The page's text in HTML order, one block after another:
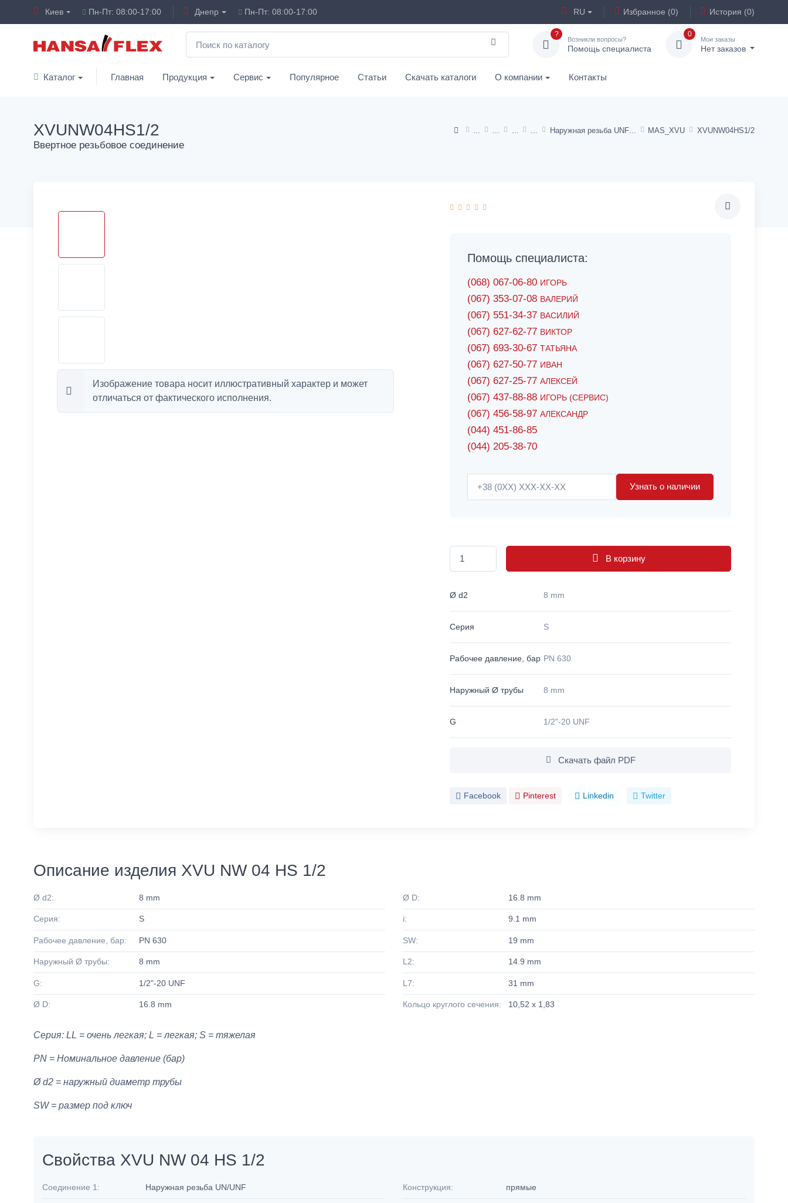
Киев Пн-Пт: 08:00-17:00 Днепр Пн-Пт: 08:00-17:00 RU Избранное (0) История (0)
?
Возникли вопросы?
Помощь специалиста
0
Мои заказы
Нет заказов
Каталог Главная Продукция Сервис Популярное Статьи Скачать каталоги О компании Контакты
Наружная резьба UNF MAS_XVU XVUNW04HS1/2
XVUNW04HS1/2
Ввертное резьбовое соединение
Изображение товара носит иллюстративный характер и может
отличаться от фактического исполнения.
Помощь специалиста:
(068) 067-06-80 ИГОРЬ
(067) 353-07-08 ВАЛЕРИЙ
(067) 551-34-37 ВАСИЛИЙ
(067) 627-62-77 ВИКТОР
(067) 693-30-67 ТАТЬЯНА
(067) 627-50-77 ИВАН
(067) 627-25-77 АЛЕКСЕЙ
(067) 437-88-88 ИГОРЬ (СЕРВИС)
(067) 456-58-97 АЛЕКСАНДР
(044) 451-86-85
(044) 205-38-70
Узнать о наличии
В корзину
Ø d2 8 mm
Серия S
Рабочее давление, бар PN 630
Наружный Ø трубы 8 mm
G 1/2"-20 UNF
Скачать файл PDF
Facebook Pinterest Linkedin Twitter
Описание изделия XVU NW 04 HS 1/2
Ø d2: 8 mm
Серия: S
Рабочее давление, бар: PN 630
Наружный Ø трубы: 8 mm
G: 1/2"-20 UNF
Ø D: 16.8 mm
Ø D: 16.8 mm
i: 9.1 mm
SW: 19 mm
L2: 14.9 mm
L7: 31 mm
Кольцо круглого сечения: 10,52 x 1,83
Серия: LL = очень легкая; L = легкая; S = тяжелая
PN = Номинальное давление (бар)
Ø d2 = наружный диаметр трубы
SW = размер под ключ
Свойства XVU NW 04 HS 1/2
Соединение 1: Наружная резьба UN/UNF Конструкция: прямые